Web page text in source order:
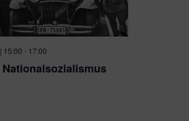
15:00 - 17:00